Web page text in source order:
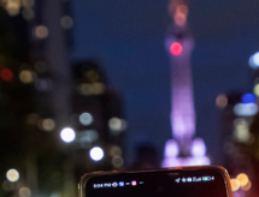
por agresión y amenzas
de San Isidro denuncian
tras inundación en
búsqueda de Ricardo